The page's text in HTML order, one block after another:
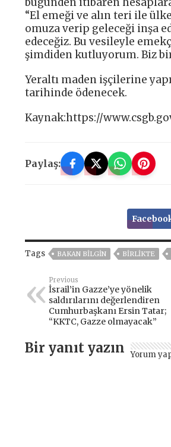
“El emeği ve alın teri ile
omuza verip geleceği inşa
edeceğiz. Bu vesileyle
şimdiden kutluyorum. Biz
Yeraltı maden işçilerine
tarihinde ödenecek.
Kaynak:https://
Paylaş:
Tags BAKAN BILGIN BIRLIKTE
Previous
İsrail’in Gazze’ye yönelik
saldırılarını değerlendiren
Cumhurbaşkanı Ersin Tatar;
“KKTC, Gazze olmayacak”
Bir yanıt yazın Yorum